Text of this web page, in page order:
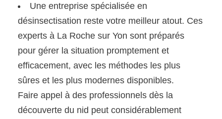
Une entreprise spécialisée en
désinsectisation reste votre meilleur atout. Ces
experts à La Roche sur Yon sont préparés
pour gérer la situation promptement et
efficacement, avec les méthodes les plus
sûres et les plus modernes disponibles.
Faire appel à des professionnels dès la
découverte du nid peut considérablement